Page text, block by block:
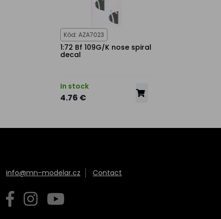
Kód: AZA7023
1:72 Bf 109G/K nose spiral
decal
In stock
4.76 €
info@mn-modelar.cz Contact